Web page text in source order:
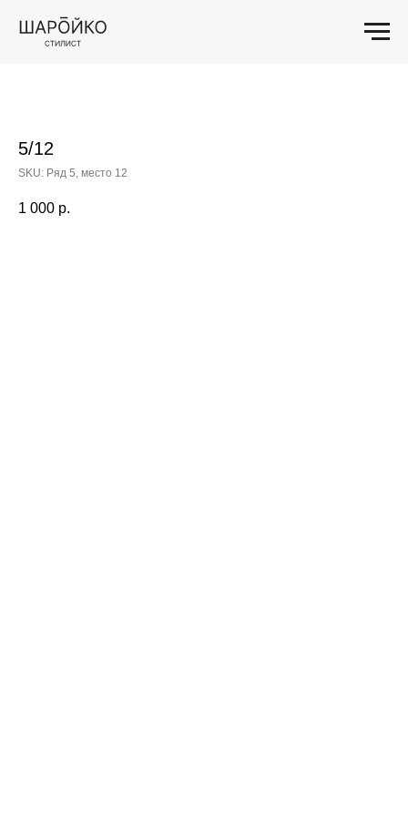
5/12
SKU: Ряд 5, место 12
1 000 р.